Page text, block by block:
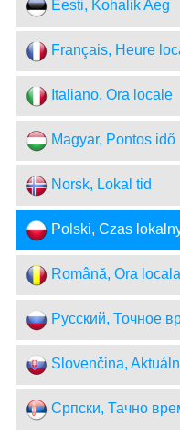
Eesti, Kohalik Aeg
Français, Heure
Italiano, Ora locale
Magyar, Pontos idő
Norsk, Lokal tid
Polski, Czas
Română, Ora locala
Русский, Точное
Slovenčina,
Српски, Тачно